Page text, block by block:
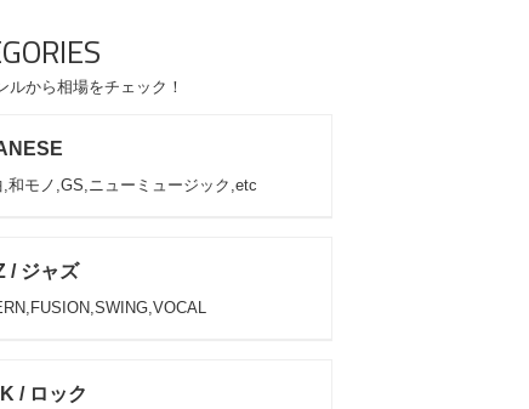
ルから相場をチェック！
,和モノ,GS,ニューミュージック,etc
/ ジャズ
/ ロック